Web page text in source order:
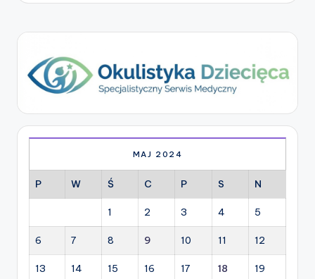
MAJ 2024
P W Ś C P S N
1 2 3 4 5
6 7 8 9 10 11 12
13 14 15 16 17 18 19